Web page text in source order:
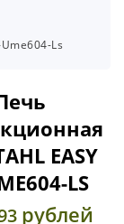
Ls
EASY
LS
рублей